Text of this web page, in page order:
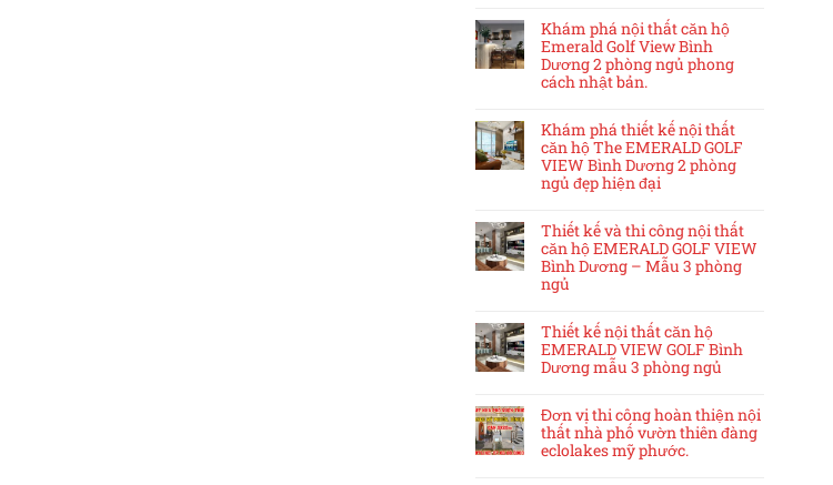
Khám phá nội thất căn hộ
Emerald Golf View Bình
Dương 2 phòng ngủ phong
cách nhật bản.
Khám phá thiết kế nội thất
căn hộ The EMERALD GOLF
VIEW Bình Dương 2 phòng
ngủ đẹp hiện đại
Thiết kế và thi công nội thất
căn hộ EMERALD GOLF VIEW
Bình Dương – Mẫu 3 phòng
ngủ
Thiết kế nội thất căn hộ
EMERALD VIEW GOLF Bình
Dương mẫu 3 phòng ngủ
Đơn vị thi công hoàn thiện nội
thất nhà phố vườn thiên đàng
eclolakes mỹ phước.